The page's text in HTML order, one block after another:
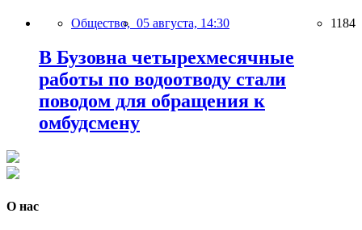
Общество, 05 августа, 14:30 1184
В Бузовна четырехмесячные
работы по водоотводу стали
поводом для обращения к
омбудсмену
О нас